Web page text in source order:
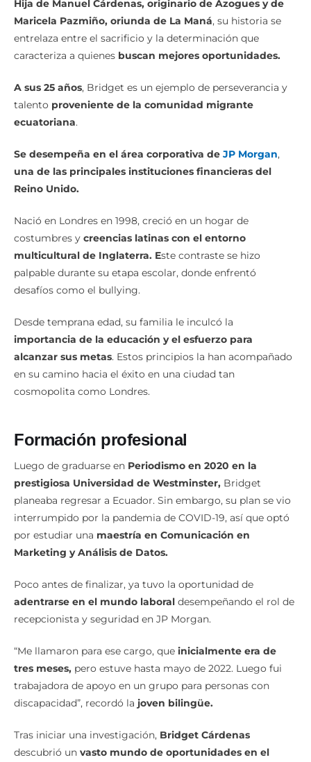
Hija de Manuel Cárdenas, originario de Azogues y de
Maricela Pazmiño, oriunda de La Maná, su historia se
entrelaza entre el sacrificio y la determinación que
A sus 25 años, Bridget es un ejemplo de perseverancia y
talentoproveniente de la comunidad migrante
Se desempeña en el área corporativa deJP Morgan
una de las principales instituciones financieras del
Nació en Londres en 1998, creció en un hogar de
costumbres ycreencias latinas con el entorno
multicultural de Inglaterra. Este contraste se hizo
palpable durante su etapa escolar, donde enfrentó
Desde temprana edad, su familia le inculcó la
importancia de la educación y el esfuerzo para
alcanzar sus metas. Estos principios la han acompañado
en su camino hacia el éxito en una ciudad tan
Formación profesional
Luego de graduarse enPeriodismo en 2020 en la
prestigiosa Universidad de Westminster,Bridget
planeaba regresar a Ecuador. Sin embargo, su plan se vio
interrumpido por la pandemia de COVID-19, así que optó
por estudiar unamaestría en Comunicación en
Poco antes de finalizar, ya tuvo la oportunidad de
adentrarse en el mundo laboraldesempeñando el rol de
“Me llamaron para ese cargo, queinicialmente era de
tres meses, pero estuve hasta mayo de 2022. Luego fui
trabajadora de apoyo en un grupo para personas con
Tras iniciar una investigación,Bridget Cárdenas